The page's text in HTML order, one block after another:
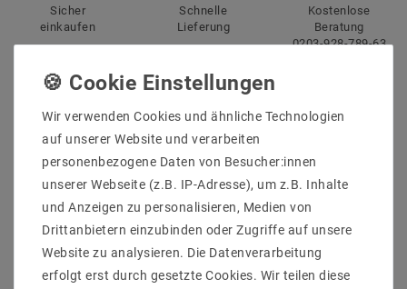
Sicher
einkaufen
Schnelle
Lieferung
Kostenlose
Beratung
0203-928-789-63
Beschreibung
Weitere Details
Informationen zur Produktsicherheit
Wir verwenden Cookies und ähnliche Technologien
auf unserer Website und verarbeiten
personenbezogene Daten von Besucher:innen
unserer Webseite (z.B. IP-Adresse), um z.B. Inhalte
und Anzeigen zu personalisieren, Medien von
Drittanbietern einzubinden oder Zugriffe auf unsere
Website zu analysieren. Die Datenverarbeitung
erfolgt erst durch gesetzte Cookies. Wir teilen diese